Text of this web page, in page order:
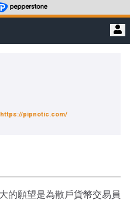
https://pipnotic.com/
的願望是為散戶貨幣交易員